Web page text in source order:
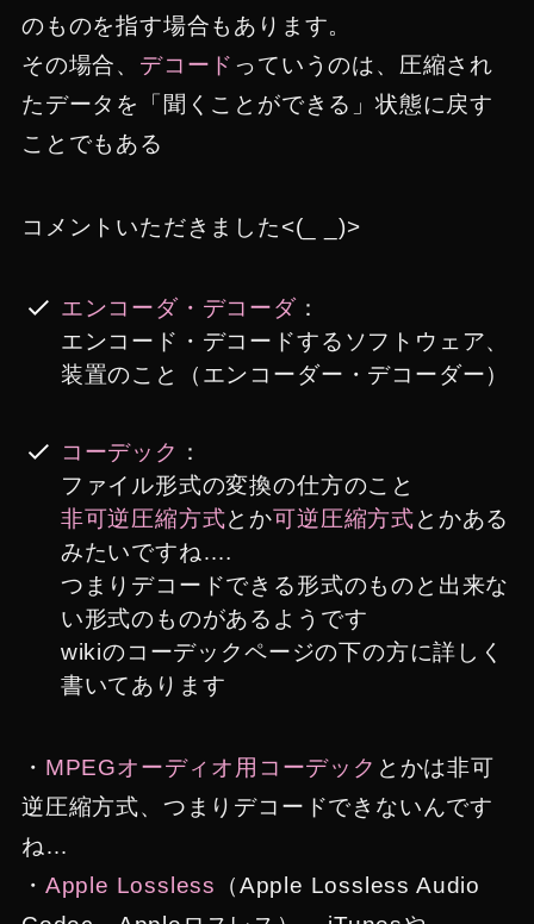
のものを指す場合もあります。
その場合、 デコード っていうのは、圧縮され
たデータを「聞くことができる」状態に戻す
ことでもある
コメントいただきました<(_ _)>
エンコーダ・デコーダ：
エンコード・デコードするソフトウェア、
装置のこと（エンコーダー・デコーダー）
コーデック ：
ファイル形式の変換の仕方のこと
非可逆圧縮方式とか可逆圧縮方式とかある
みたいですね….
つまりデコードできる形式のものと出来な
い形式のものがあるようです
wikiのコーデックページの下の方に詳しく
書いてあります
・ MPEGオーディオ用コーデック とかは非可
逆圧縮方式、つまりデコードできないんです
ね…
・ Apple Lossless （Apple Lossless Audio